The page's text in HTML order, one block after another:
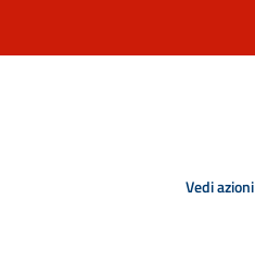
Vedi azioni